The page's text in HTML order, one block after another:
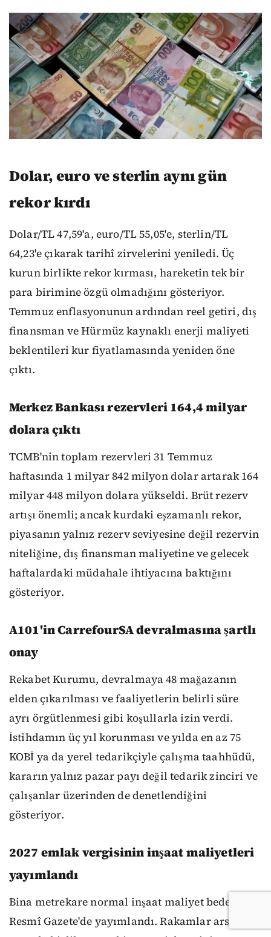
Dolar, euro ve sterlin aynı gün
rekor kırdı
Dolar/TL 47,59'a, euro/TL 55,05'e, sterlin/TL
64,23'e çıkarak tarihî zirvelerini yeniledi. Üç
kurun birlikte rekor kırması, hareketin tek bir
para birimine özgü olmadığını gösteriyor.
Temmuz enflasyonunun ardından reel getiri, dış
finansman ve Hürmüz kaynaklı enerji maliyeti
beklentileri kur fiyatlamasında yeniden öne
çıktı.
Merkez Bankası rezervleri 164,4 milyar
dolara çıktı
TCMB'nin toplam rezervleri 31 Temmuz
haftasında 1 milyar 842 milyon dolar artarak 164
milyar 448 milyon dolara yükseldi. Brüt rezerv
artışı önemli; ancak kurdaki eşzamanlı rekor,
piyasanın yalnız rezerv seviyesine değil rezervin
niteliğine, dış finansman maliyetine ve gelecek
haftalardaki müdahale ihtiyacına baktığını
gösteriyor.
A101'in CarrefourSA devralmasına şartlı
onay
Rekabet Kurumu, devralmaya 48 mağazanın
elden çıkarılması ve faaliyetlerin belirli süre
ayrı örgütlenmesi gibi koşullarla izin verdi.
İstihdamın üç yıl korunması ve yılda en az 75
KOBİ ya da yerel tedarikçiyle çalışma taahhüdü,
kararın yalnız pazar payı değil tedarik zinciri ve
çalışanlar üzerinden de denetlendiğini
gösteriyor.
2027 emlak vergisinin inşaat maliyetleri
yayımlandı
Bina metrekare normal inşaat maliyet bedelleri
Resmî Gazete'de yayımlandı. Rakamlar arsa